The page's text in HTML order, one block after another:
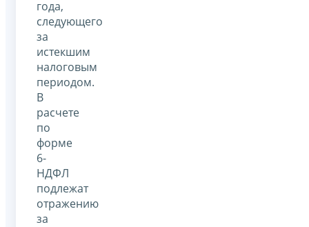
года,
следующего
за
истекшим
налоговым
периодом.
В
расчете
по
форме
6-
НДФЛ
подлежат
отражению
за